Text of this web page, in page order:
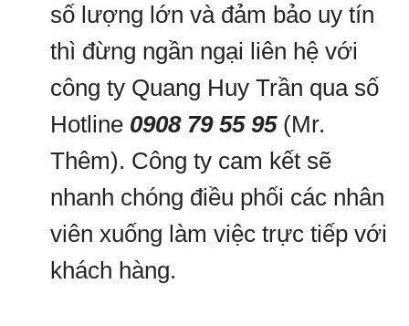
số lượng lớn và đảm bảo uy tín
thì đừng ngần ngại liên hệ với
công ty Quang Huy Trần qua số
Hotline 0908 79 55 95(Mr.
Thêm). Công ty cam kết sẽ
nhanh chóng điều phối các nhân
viên xuống làm việc trực tiếp với
khách hàng.